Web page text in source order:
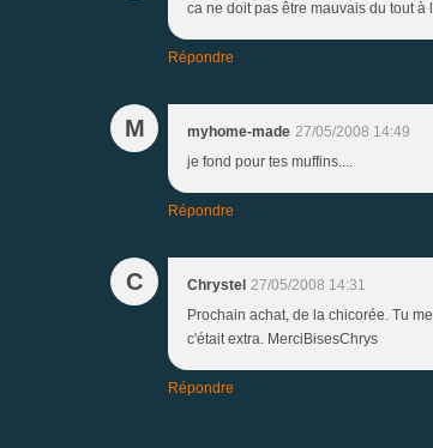
ca ne doit pas être mauvais du tout à
Répondre
M myhome-made 27/05/2008 14:49
je fond pour tes muffins....
Répondre
C Chrystel 27/05/2008 14:31
Prochain achat, de la chicorée. Tu
c'était extra. MerciBisesChrys
Répondre